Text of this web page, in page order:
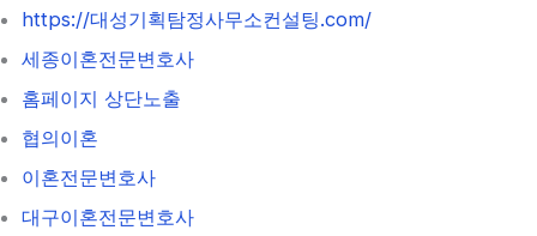
https://대성기획탐정사무소컨설팅.com/
세종이혼전문변호사
홈페이지 상단노출
협의이혼
이혼전문변호사
대구이혼전문변호사